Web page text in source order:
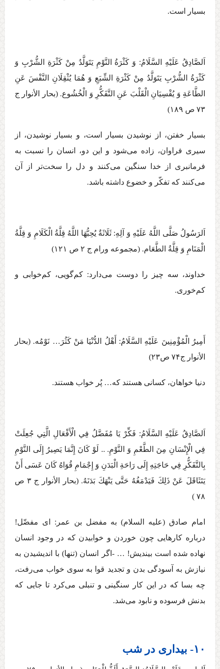
بسيار است.
اَلصَّادِقُ عَلَيْهِ السَّلَامُ: وَ كَثْرَةُ النَّوْمِ‏ يَتَوَلَّدُ مِنْ كَثْرَةِ الشُّرْبِ وَ
كَثْرَةُ الشُّرْبِ يَتَوَلَّدُ مِنْ كَثْرَةِ الشِّبَعِ وَ هُمَا يُثْقِلَانِ النَّفْسَ عَنِ
الطَّاعَةِ وَ يُقْسِيَانِ الْقَلْبَ عَنِ التَّفَكُّرِ وَ الْخُشُوع‏. (بحار الأنوار ج
بسيار خفتن، از نوشيدن بسيار است، و بسيار نوشيدن، از
سيری فراوان، زاده می‌شود و اين دو، انسان را نسبت به
فرمانبری از خدا سنگين می‌كنند و دل را سخت‌تر از آن
می‌كنند كه تفكّر و خضوع داشته باشد.
اَلرَسُولُ صَلَّی اللَّهُ عَلَيْهِ وَ آلِهِ:‏‏ ثَلَاثَةٌ يُحِبُّهَا اللَّهُ‏ قِلَّةُ الْكَلَامِ وَ قِلَّةُ
الْمَنَامِ وَ قِلَّةُ الطَّعَام‏. (مجموعه ورام ج ‏۲ ص ۱۲۱)
خداوند، سه چيز را دوست می‌دارد: كم‌گويی، كم‌خوابی و
كم‌خوری.
أَمِيرُ الْمُؤْمِنِينَ عَلَيْهِ السَّلَامُ: أَهْلُ‏ الدُّنْيَا مَنْ‏ كَثُرَ… نَوْمُه‏. (بحار
الأنوار ج‏۷۴ ص۲۳)
دنيا خواهان، كسانی هستند كه… پُر خواب هستند.
اَلصَّادِقُ عَلَيْهِ السَّلَامُ: فَكِّرْ يَا مُفَضَّلُ فِي الْأَفْعَالِ الَّتِي جُعِلَتْ
فِي الْإِنْسَانِ مِنَ الطَّعْمِ وَ النَّوْمِ. .. لَوْ كَانَ‏ إِنَّمَا يَصِيرُ إِلَی‏ النَّوْمِ‏
بِالتَّفَكُّرِ فِي حَاجَتِهِ إِلَی رَاحَةِ الْبَدَنِ وَ إِجْمَامِ قُوَاهُ كَانَ عَسَی أَنْ
يَتَثَاقَلَ عَنْ ذَلِكَ فَيَدْمَغُهُ حَتَّی يَنْهَكَ بَدَنَهُ. (بحار الأنوار ج ‏۳ ص
۷۸ )
امام صادق (عليه السلام) به مفضل بن عمر: ای مفضّل!
درباره كارهايی چون خوردن و خوابيدن كه در وجود انسان
نهاده شده است بينديش! … -اگر انسان (تنها) با انديشيدن به
نيازش به آسودگی بدن و تجديد قوا به سوی خواب می‌رفت،
چه بسا كه در اين كار سنگينی و تنبلی می‌كرد تا جايی كه
بدنش فرسوده و نابود می‌شد.
۱۰- بیداری در شب